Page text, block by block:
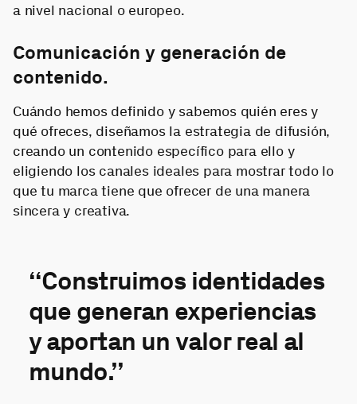
a nivel nacional o europeo.
Comunicación y generación de
contenido.
Cuándo hemos definido y sabemos quién eres y
qué ofreces, diseñamos la estrategia de difusión,
creando un contenido específico para ello y
eligiendo los canales ideales para mostrar todo lo
que tu marca tiene que ofrecer de una manera
sincera y creativa.
“Construimos identidades
que generan experiencias
y aportan un valor real al
mundo.”